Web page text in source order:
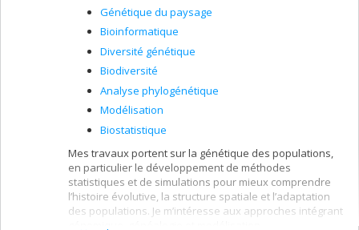
Génétique du paysage
Bioinformatique
Diversité génétique
Biodiversité
Analyse phylogénétique
Modélisation
Biostatistique
Mes travaux portent sur la génétique des populations,
en particulier le développement de méthodes
statistiques et de simulations pour mieux comprendre
l’histoire évolutive, la structure spatiale et l’adaptation
des populations. Je m’intéresse aux approches intégrant